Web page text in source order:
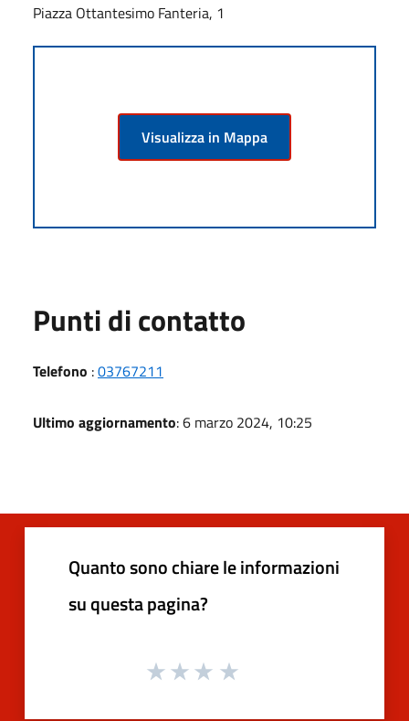
Piazza Ottantesimo Fanteria, 1
Visualizza in Mappa
Punti di contatto
Telefono :03767211
Ultimo aggiornamento: 6 marzo 2024, 10:25
Quanto sono chiare le informazioni
su questa pagina?